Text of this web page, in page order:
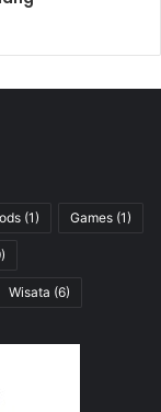
(1) Games (1)
Wisata (6)